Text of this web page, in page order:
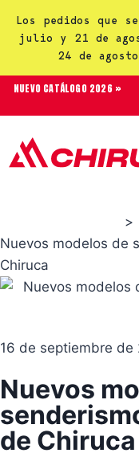
Los pedidos que
julio y 21 de
24 de
NUEVO CATÁLOGO 2026 »
>
Nuevos modelos de
Chiruca
16 de septiembre de
Nuevos
de Chiruca